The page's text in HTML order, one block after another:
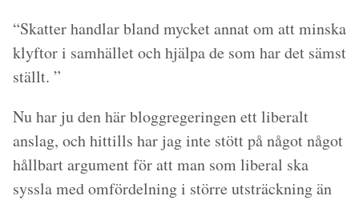
“Skatter handlar bland mycket annat om att minska
klyftor i samhället och hjälpa de som har det sämst
ställt. ”
Nu har ju den här bloggregeringen ett liberalt
anslag, och hittills har jag inte stött på något något
hållbart argument för att man som liberal ska
syssla med omfördelning i större utsträckning än